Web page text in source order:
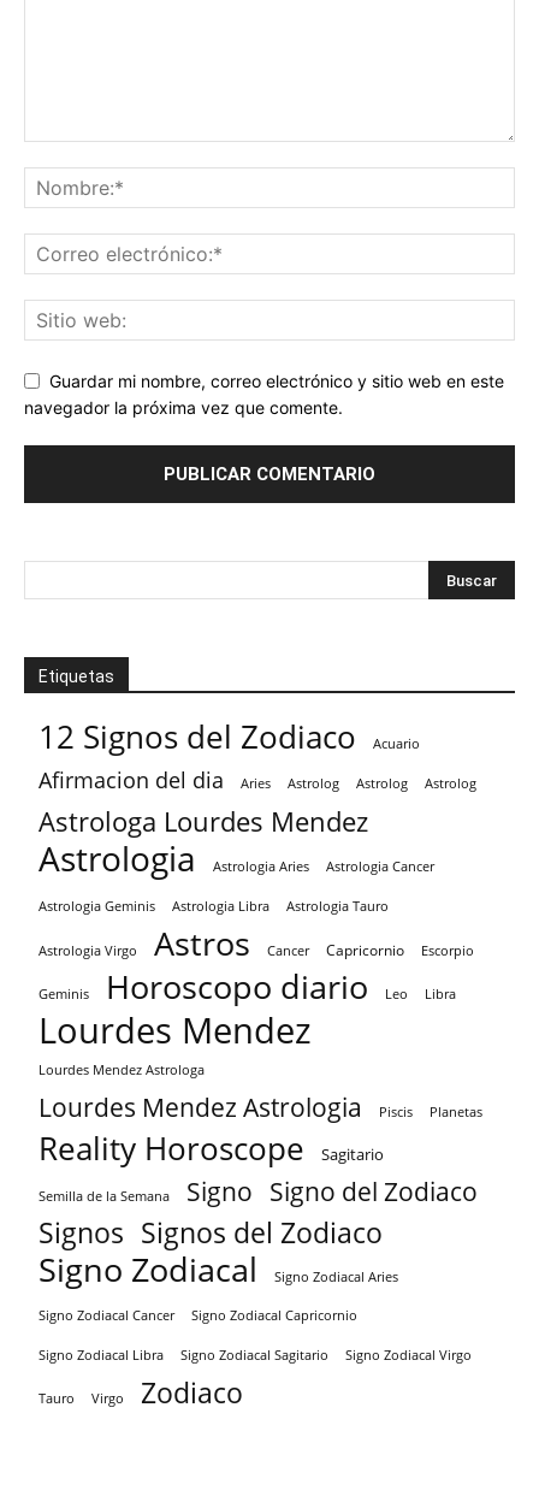
Guardar mi nombre, correo electrónico y sitio web en este
navegador la próxima vez que comente.
Etiquetas
12 Signos del Zodiaco Acuario
Afirmacion del dia Aries Astrolog Astrolog Astrolog
Astrologa Lourdes Mendez
Astrologia Astrologia Aries Astrologia Cancer
Astrologia Geminis Astrologia Libra Astrologia Tauro
Astrologia Virgo Astros Cancer Capricornio Escorpio
Geminis Horoscopo diario Leo Libra
Lourdes Mendez
Lourdes Mendez Astrologa
Lourdes Mendez Astrologia Piscis Planetas
Reality Horoscope Sagitario
Semilla de la Semana Signo Signo del Zodiaco
Signos Signos del Zodiaco
Signo Zodiacal Signo Zodiacal Aries
Signo Zodiacal Cancer Signo Zodiacal Capricornio
Signo Zodiacal Libra Signo Zodiacal Sagitario Signo Zodiacal Virgo
Tauro Virgo Zodiaco